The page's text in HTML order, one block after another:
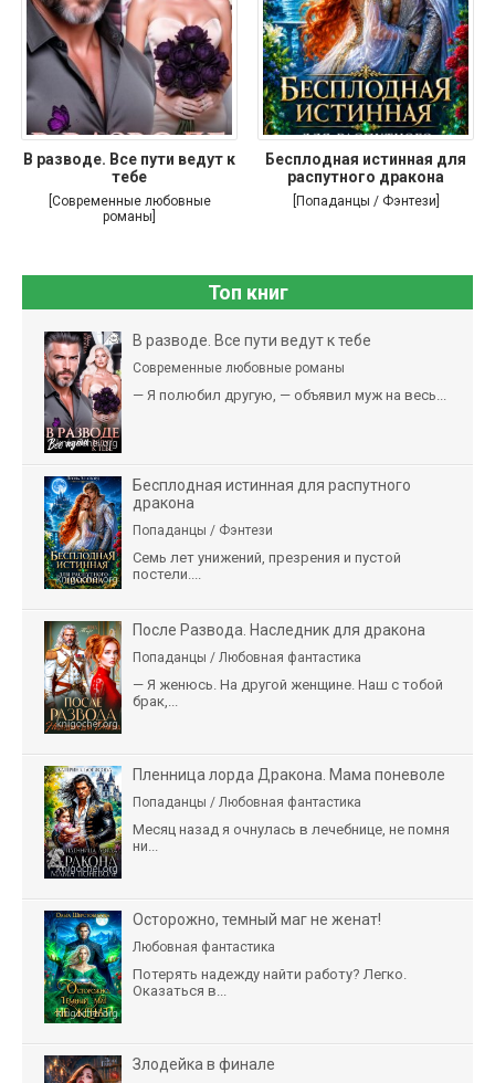
В разводе. Все пути ведут к
тебе
[Современные любовные
романы]
Бесплодная истинная для
распутного дракона
[Попаданцы / Фэнтези]
Топ книг
В разводе. Все пути ведут к тебе
Современные любовные романы
— Я полюбил другую, — объявил муж на весь...
Бесплодная истинная для распутного
дракона
Попаданцы / Фэнтези
Семь лет унижений, презрения и пустой
постели....
После Развода. Наследник для дракона
Попаданцы / Любовная фантастика
— Я женюсь. На другой женщине. Наш с тобой
брак,...
Пленница лорда Дракона. Мама поневоле
Попаданцы / Любовная фантастика
Месяц назад я очнулась в лечебнице, не помня
ни...
Осторожно, темный маг не женат!
Любовная фантастика
Потерять надежду найти работу? Легко.
Оказаться в...
Злодейка в финале